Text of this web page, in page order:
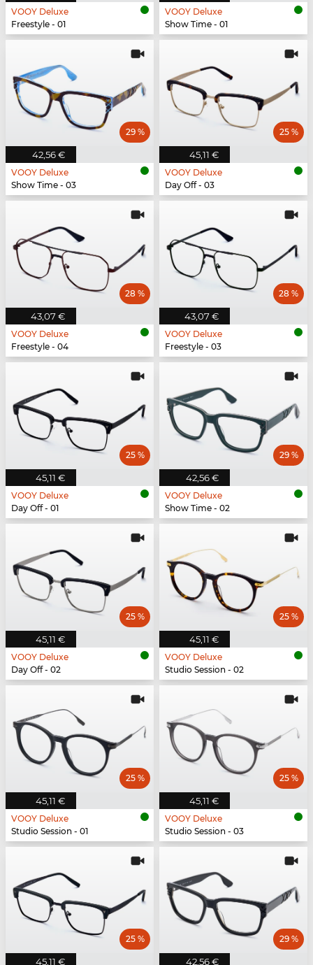
VOOY Deluxe
Freestyle - 01
VOOY Deluxe
Show Time - 01
42,56 €
29 %
VOOY Deluxe
Show Time - 03
45,11 €
25 %
VOOY Deluxe
Day Off - 03
43,07 €
28 %
VOOY Deluxe
Freestyle - 04
43,07 €
28 %
VOOY Deluxe
Freestyle - 03
45,11 €
25 %
VOOY Deluxe
Day Off - 01
42,56 €
29 %
VOOY Deluxe
Show Time - 02
45,11 €
25 %
VOOY Deluxe
Day Off - 02
45,11 €
25 %
VOOY Deluxe
Studio Session - 02
45,11 €
25 %
VOOY Deluxe
Studio Session - 01
45,11 €
25 %
VOOY Deluxe
Studio Session - 03
45,11 €
25 %
42,56 €
29 %